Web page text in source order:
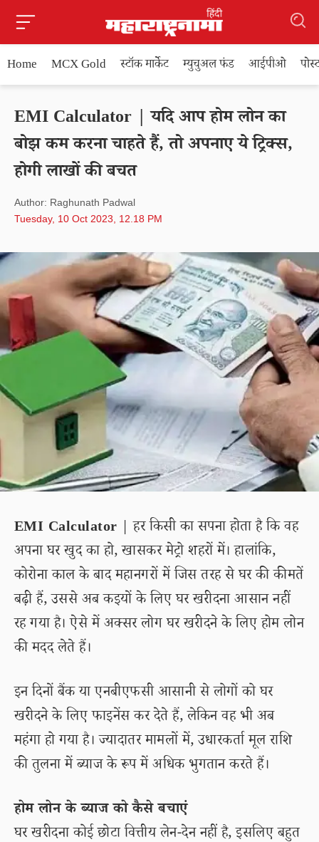
Home MCX Gold स्टॉक मार्केट म्युचुअल फंड आईपीओ
EMI Calculator | यदि आप होम लोन का
बोझ कम करना चाहते हैं, तो अपनाए ये ट्रिक्स,
होगी लाखों की बचत
Author: Raghunath Padwal
Tuesday, 10 Oct 2023, 12.18 PM
EMI Calculator | हर किसी का सपना होता है कि वह
अपना घर खुद का हो, खासकर मेट्रो शहरों में। हालांकि,
कोरोना काल के बाद महानगरों में जिस तरह से घर की कीमतें
बढ़ी हैं, उससे अब कइयों के लिए घर खरीदना आसान नहीं
रह गया है। ऐसे में अक्सर लोग घर खरीदने के लिए होम लोन
की मदद लेते हैं।
इन दिनों बैंक या एनबीएफसी आसानी से लोगों को घर
खरीदने के लिए फाइनेंस कर देते हैं, लेकिन वह भी अब
महंगा हो गया है। ज्यादातर मामलों में, उधारकर्ता मूल राशि
की तुलना में ब्याज के रूप में अधिक भुगतान करते हैं।
होम लोन के ब्याज को कैसे बचाएं
घर खरीदना कोई छोटा वित्तीय लेन-देन नहीं है, इसलिए बहुत